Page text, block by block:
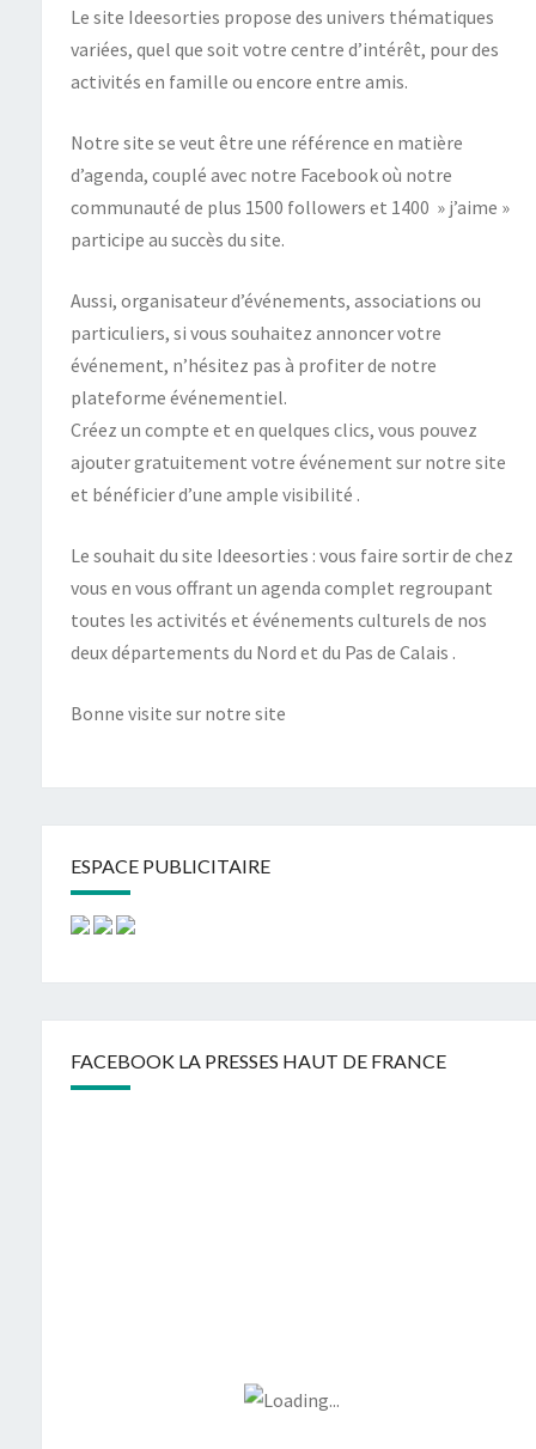
Le site Ideesorties propose des univers thématiques
variées, quel que soit votre centre d’intérêt, pour des
activités en famille ou encore entre amis.
Notre site se veut être une référence en matière
d’agenda, couplé avec notre Facebook où notre
communauté de plus 1500 followers et 1400 » j’aime »
participe au succès du site.
Aussi, organisateur d’événements, associations ou
particuliers, si vous souhaitez annoncer votre
événement, n’hésitez pas à profiter de notre
plateforme événementiel.
Créez un compte et en quelques clics, vous pouvez
ajouter gratuitement votre événement sur notre site
et bénéficier d’une ample visibilité .
Le souhait du site Ideesorties : vous faire sortir de chez
vous en vous offrant un agenda complet regroupant
toutes les activités et événements culturels de nos
deux départements du Nord et du Pas de Calais .
Bonne visite sur notre site
ESPACE PUBLICITAIRE
FACEBOOK LA PRESSES HAUT DE FRANCE